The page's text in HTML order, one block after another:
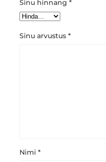
Sinu hinnang *
Sinu arvustus *
Nimi *